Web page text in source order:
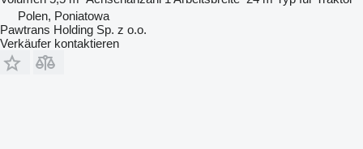
Polen, Poniatowa
Pawtrans Holding Sp. z o.o.
Verkäufer kontaktieren